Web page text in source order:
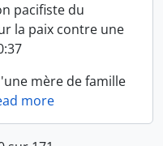
pacifiste du
la paix contre une
mère de famille
more